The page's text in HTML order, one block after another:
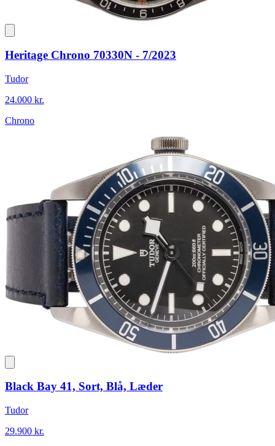
Heritage Chrono 70330N - 7/2023
Tudor
24.000 kr.
Chrono
Black Bay 41, Sort, Blå, Læder
Tudor
29.900 kr.